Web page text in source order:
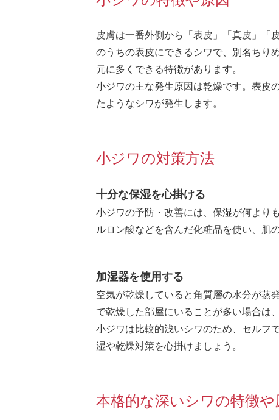
皮膚は一番外側から「表皮」「真皮」「
のうちの表皮にできるシワで、別名ちり
元に多くできる特徴があります。
小ジワの主な発生原因は乾燥です。表皮
たようなシワが発生します。
小ジワの対策方法
十分な保湿を心掛ける
小ジワの予防・改善には、保湿が何より
ルロン酸などを含んだ化粧品を使い、肌
加湿器を使用する
空気が乾燥していると角質層の水分が蒸
で乾燥した部屋にいることが多い場合は
小ジワは比較的浅いシワのため、セルフ
湿や乾燥対策を心掛けましょう。
本格的な深いシワの特徴や